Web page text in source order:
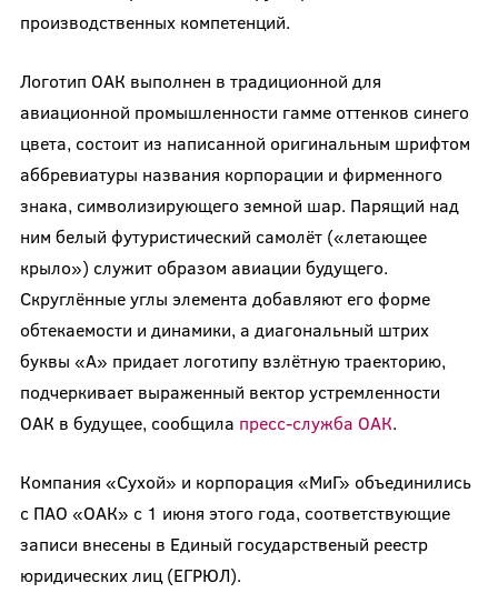
производственных компетенций.
Логотип ОАК выполнен в традиционной для
авиационной промышленности гамме оттенков синего
цвета, состоит из написанной оригинальным шрифтом
аббревиатуры названия корпорации и фирменного
знака, символизирующего земной шар. Парящий над
ним белый футуристический самолёт («летающее
крыло») служит образом авиации будущего.
Скруглённые углы элемента добавляют его форме
обтекаемости и динамики, а диагональный штрих
буквы «А» придает логотипу взлётную траекторию,
подчеркивает выраженный вектор устремленности
ОАК в будущее, сообщила пресс-служба ОАК.
Компания «Сухой» и корпорация «МиГ» объединились
с ПАО «ОАК» с 1 июня этого года, соответствующие
записи внесены в Единый государственый реестр
юридических лиц (ЕГРЮЛ).